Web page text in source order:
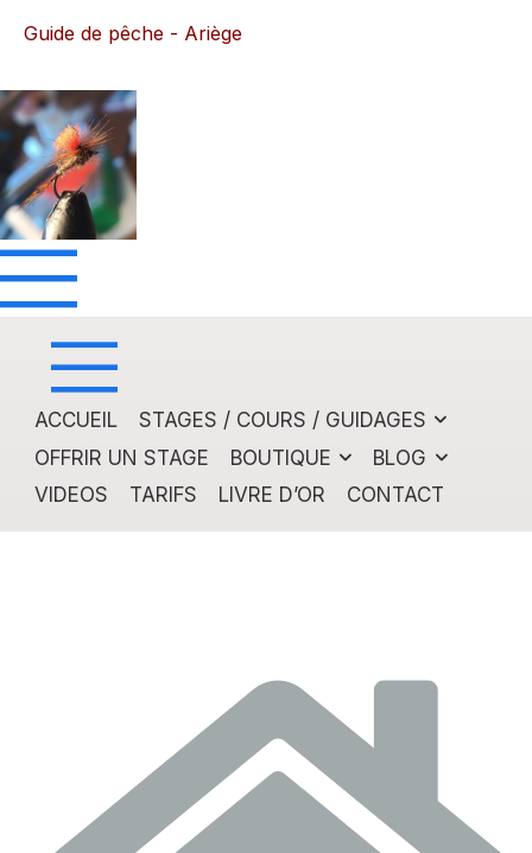
Guide de pêche - Ariège
ACCUEIL
STAGES / COURS / GUIDAGES
OFFRIR UN STAGE
BOUTIQUE
BLOG
VIDEOS
TARIFS LIVRE D’OR CONTACT